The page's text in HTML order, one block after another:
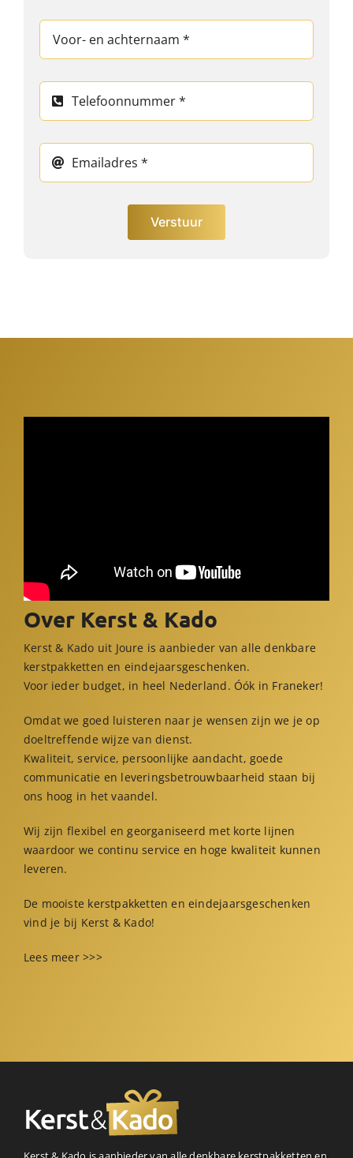
Verstuur
Over Kerst & Kado
Kerst & Kado uit Joure is aanbieder van alle denkbare
kerstpakketten en eindejaarsgeschenken.
Voor ieder budget, in heel Nederland. Óók in Franeker!
Omdat we goed luisteren naar je wensen zijn we je op
doeltreffende wijze van dienst.
Kwaliteit, service, persoonlijke aandacht, goede
communicatie en leveringsbetrouwbaarheid staan bij
ons hoog in het vaandel.
Wij zijn flexibel en georganiseerd met korte lijnen
waardoor we continu service en hoge kwaliteit kunnen
leveren.
De mooiste kerstpakketten en eindejaarsgeschenken
vind je bij Kerst & Kado!
Lees meer >>>